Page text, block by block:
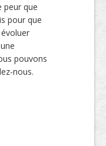
peur que
pour que
pouvons
nous.